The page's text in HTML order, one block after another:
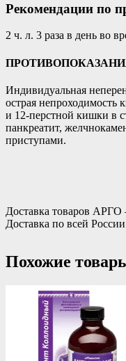
Рекомендации по
2 ч. л. 3 раза в день во
Индивидуальная
острая непроходимость
и 12-перстной кишки в
панкреатит,
приступами.
Доставка товаров АРГО
Доставка по всей
Похожие